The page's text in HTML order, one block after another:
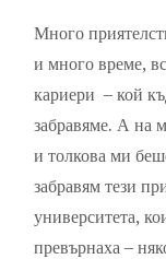
Много
и много време,
кариери – кой
забравяме. А на
и толкова ми
забравям тези
университета,
превърнаха –